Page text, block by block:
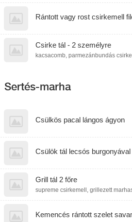
Rántott vagy rost csirkemell
Csirke tál - 2 személyre
kacsacomb, parmezánbundás
póréhagymamártás
Sertés-marha
Csülkös pacal lángos ágyon
Csülök tál lecsós burgonyával
Grill tál 2 főre
supreme csirkemell, grillezett
hasábburgonya, aglio olio mártás
Kemencés rántott szelet